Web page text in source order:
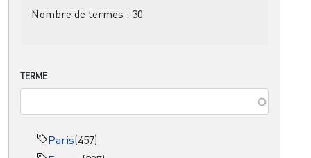
Nombre de termes : 30
TERME
Paris(457)